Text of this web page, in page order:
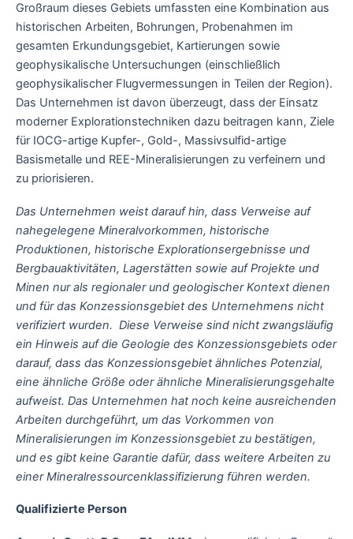
Großraum dieses Gebiets umfassten eine Kombination aus
historischen Arbeiten, Bohrungen, Probenahmen im
gesamten Erkundungsgebiet, Kartierungen sowie
geophysikalische Untersuchungen (einschließlich
geophysikalischer Flugvermessungen in Teilen der Region).
Das Unternehmen ist davon überzeugt, dass der Einsatz
moderner Explorationstechniken dazu beitragen kann, Ziele
für IOCG-artige Kupfer-, Gold-, Massivsulfid-artige
Basismetalle und REE-Mineralisierungen zu verfeinern und
zu priorisieren.
Das Unternehmen weist darauf hin, dass Verweise auf
nahegelegene Mineralvorkommen, historische
Produktionen, historische Explorationsergebnisse und
Bergbauaktivitäten, Lagerstätten sowie auf Projekte und
Minen nur als regionaler und geologischer Kontext dienen
und für das Konzessionsgebiet des Unternehmens nicht
verifiziert wurden. Diese Verweise sind nicht zwangsläufig
ein Hinweis auf die Geologie des Konzessionsgebiets oder
darauf, dass das Konzessionsgebiet ähnliches Potenzial,
eine ähnliche Größe oder ähnliche Mineralisierungsgehalte
aufweist. Das Unternehmen hat noch keine ausreichenden
Arbeiten durchgeführt, um das Vorkommen von
Mineralisierungen im Konzessionsgebiet zu bestätigen,
und es gibt keine Garantie dafür, dass weitere Arbeiten zu
einer Mineralressourcenklassifizierung führen werden.
Qualifizierte Person